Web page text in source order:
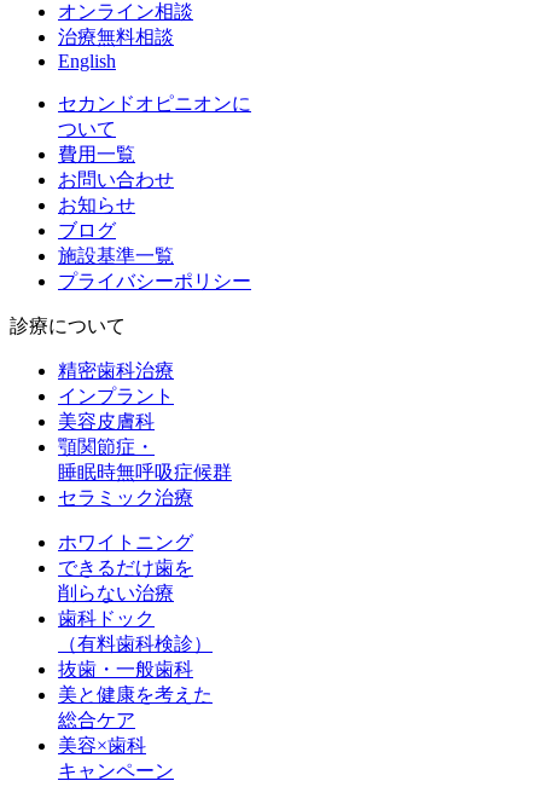
オンライン相談
治療無料相談
English
セカンドオピニオンに
ついて
費用一覧
お問い合わせ
お知らせ
ブログ
施設基準一覧
プライバシーポリシー
診療について
精密歯科治療
インプラント
美容皮膚科
顎関節症・
睡眠時無呼吸症候群
セラミック治療
ホワイトニング
できるだけ歯を
削らない治療
歯科ドック
（有料歯科検診）
抜歯・一般歯科
美と健康を考えた
総合ケア
美容×歯科
キャンペーン